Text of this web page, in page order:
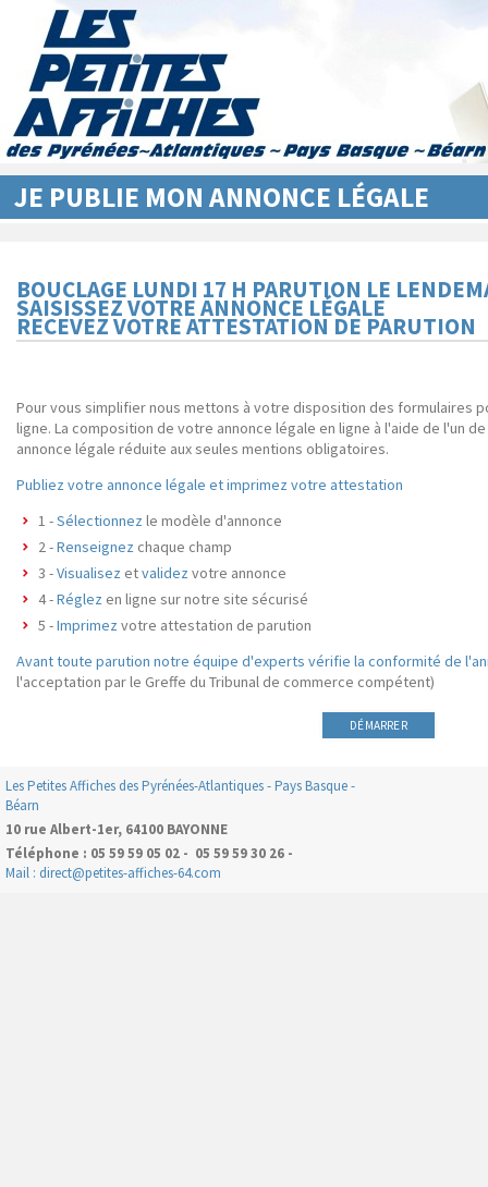
JE PUBLIE MON ANNONCE LÉGALE
BOUCLAGE LUNDI 17 H PARUTION LE
SAISISSEZ VOTRE ANNONCE LÉGALE
RECEVEZ VOTRE ATTESTATION DE PARUTION
Pour vous simplifier nous mettons à votre disposition des formulaires
ligne. La composition de votre annonce légale en ligne à l'aide de l'un
annonce légale réduite aux seules mentions obligatoires.
Publiez votre annonce légale et imprimez votre attestation
1 -Sélectionnez le modèle d'annonce
2 -Renseignez chaque champ
3 -Visualisez etvalidez votre annonce
4 -Réglez en ligne sur notre site sécurisé
5 -Imprimez votre attestation de parution
Avant toute parution notre équipe d'experts vérifie la conformité de
l'acceptation par le Greffe du Tribunal de commerce compétent)
DÉMARRER
Les Petites Affiches des Pyrénées-Atlantiques - Pays Basque -
Béarn
10 rue Albert-1er, 64100 BAYONNE
Téléphone : 05 59 59 05 02 - 05 59 59 30 26 -
Mail : direct@petites-affiches-64.com